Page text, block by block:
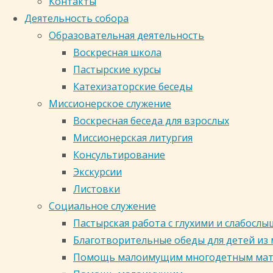
Деятельность собора
Образовательная деятельность
Воскресная школа
Пастырские курсы
Катехизаторские беседы
Миссионерское служение
Воскресная беседа для взрослых
Миссионерская литургия
Консультирование
Экскурсии
Листовки
Социальное служение
Пастырская работа с глухими и
Благотворительные обеды для детей
Помощь малоимущим многодетным
Электронный каталог библиотеки
Просмотры (235)
Поделиться:
ВКонтакте
Одноклассники
Больше
Кафедральный собор в честь